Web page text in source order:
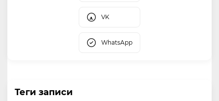
VK
WhatsApp
Теги записи